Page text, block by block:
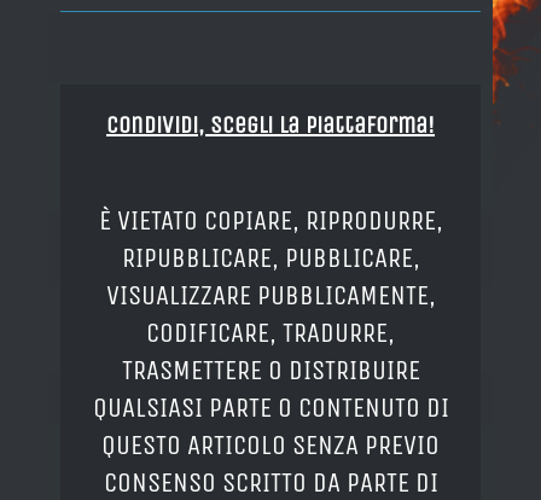
Condividi, Scegli la piattaforma!
È VIETATO COPIARE, RIPRODURRE,
RIPUBBLICARE, PUBBLICARE,
VISUALIZZARE PUBBLICAMENTE,
CODIFICARE, TRADURRE,
TRASMETTERE O DISTRIBUIRE
QUALSIASI PARTE O CONTENUTO DI
QUESTO ARTICOLO SENZA PREVIO
CONSENSO SCRITTO DA PARTE DI